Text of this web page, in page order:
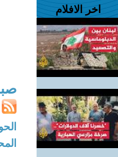
اخر الافلام